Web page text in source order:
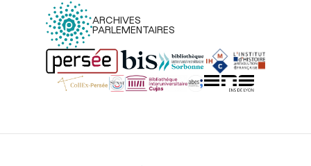
ARCHIVES
PARLEMENTAIRES
Menu